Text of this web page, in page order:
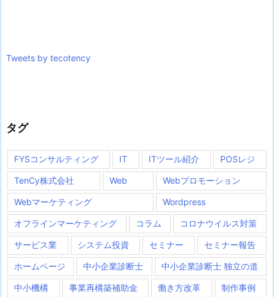
Tweets by tecotency
タグ
FYSコンサルティング IT ITツール紹介 POSレジ
TenCy株式会社 Web Webプロモーション
Webマーケティング Wordpress
オフラインマーケティング コラム コロナウイルス対策
サービス業 システム投資 セミナー セミナー報告
ホームページ 中小企業診断士 中小企業診断士 独立の道
中小機構 事業再構築補助金 働き方改革 制作事例